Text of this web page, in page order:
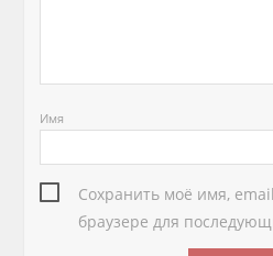
Имя
Сохранить моё имя,
браузере для